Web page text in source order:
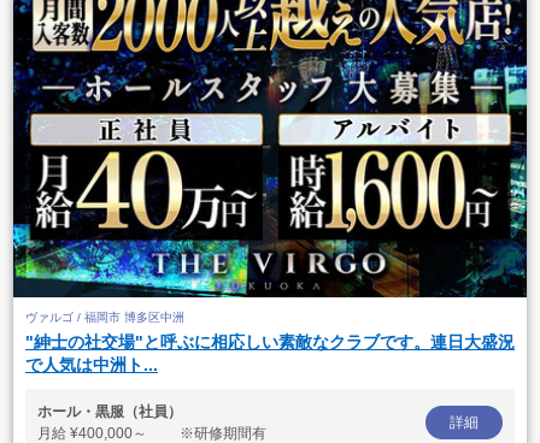
ヴァルゴ / 福岡市 博多区中洲
"紳士の社交場"と呼ぶに相応しい素敵なクラブです。連日大盛況
で人気は中洲ト...
ホール・黒服（社員）
月給 ¥400,000～ ※研修期間有
詳細